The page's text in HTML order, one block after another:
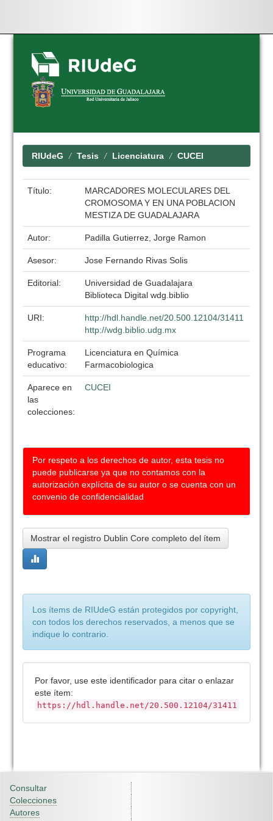
Skip
navigation
RIUdeG Tesis Licenciatura CUCEI
Título:
MARCADORES MOLECULARES DEL
CROMOSOMA Y EN UNA POBLACION
MESTIZA DE GUADALAJARA
Autor: Padilla Gutierrez, Jorge Ramon
Asesor: Jose Fernando Rivas Solis
Editorial:
Universidad de Guadalajara
Biblioteca Digital wdg.biblio
URI:
http://hdl.handle.net/20.500.12104/31411
http://wdg.biblio.udg.mx
Programa
educativo:
Licenciatura en Química
Farmacobiologica
Aparece en
las
colecciones:
CUCEI
Por respeto a los derechos de autor, esta tesis no
puede publicarse ya que no contamos con la
autorización explícita de su autor o se cuenta con un
convenio de confidencialidad
Mostrar el registro Dublin Core completo del ítem
Los ítems de RIUdeG están protegidos por copyright,
con todos los derechos reservados, a menos que se
indique lo contrario.
Por favor, use este identificador para citar o enlazar
este ítem:
https://hdl.handle.net/20.500.12104/31411
Consultar
Colecciones
Autores